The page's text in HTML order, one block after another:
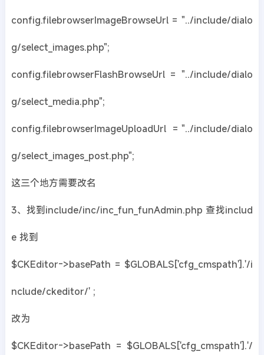
config.filebrowserImageBrowseUrl = "../include/dialo
g/select_images.php";
config.filebrowserFlashBrowseUrl = "../include/dialo
g/select_media.php";
config.filebrowserImageUploadUrl = "../include/dialo
g/select_images_post.php";
这三个地方需要改名
3、找到include/inc/inc_fun_funAdmin.php 查找includ
e 找到
$CKEditor->basePath = $GLOBALS['cfg_cmspath'].'/i
nclude/ckeditor/' ;
改为
$CKEditor->basePath = $GLOBALS['cfg_cmspath'].'/